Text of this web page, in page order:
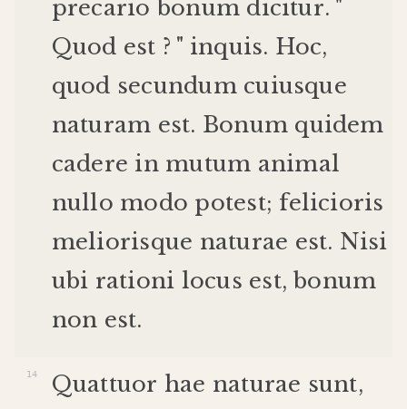
precario bonum dicitur. "
Quod est ? " inquis. Hoc,
quod secundum cuiusque
naturam est. Bonum quidem
cadere in mutum animal
nullo modo potest; felicioris
meliorisque naturae est. Nisi
ubi rationi locus est,bonum
non est.
Quattuor hae naturae sunt,